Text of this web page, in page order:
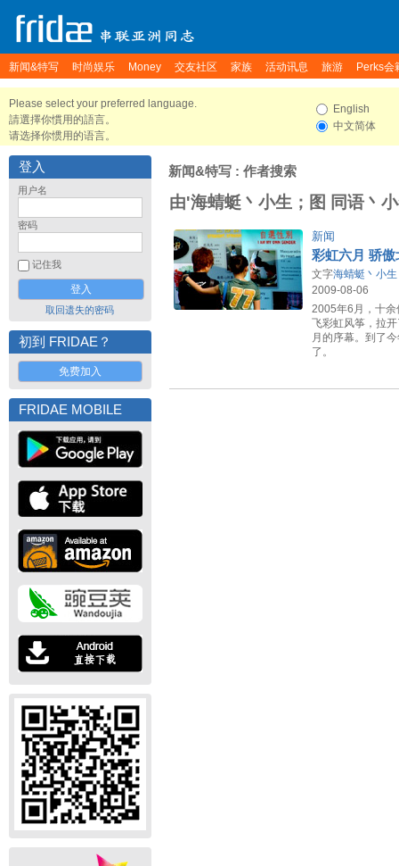
新闻&特写 时尚娱乐 Money 交友社区 家族 活动讯息 旅游 Perks会
Please select your preferred language.
請選擇你慣用的語言。
请选择你惯用的语言。
English
中文简体
登入
用户名
密码
记住我
取回遗失的密码
初到 FRIDAE？
免费加入
FRIDAE MOBILE
新闻&特写 : 作者搜索
由'海蜻蜓丶小生；图 同语丶
新闻
彩虹六月 骄傲
文字海蜻蜓丶小
2009-08-06
2005年6月，十
飞彩虹风筝，拉
月的序幕。到了
了。